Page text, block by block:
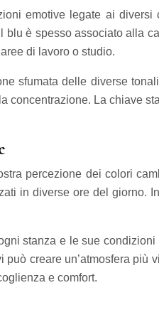
emotive legate ai diversi
è spesso associato alla
di lavoro o studio.
sfumata delle diverse
La chiave
percezione dei colori
in diverse ore del
stanza e le sue
creare un’atmosfera
e comfort.